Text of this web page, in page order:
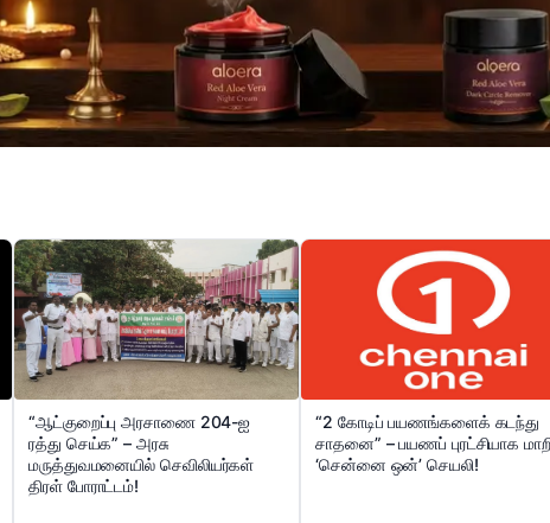
“ஆட்குறைப்பு அரசாணை 204-ஐ
ரத்து செய்க” – அரசு
மருத்துவமனையில் செவிலியர்கள்
திரள் போராட்டம்!
“2 கோடிப் பயணங்களைக் கடந்து
சாதனை” – பயணப் புரட்சியாக
‘சென்னை ஒன்’ செயலி!